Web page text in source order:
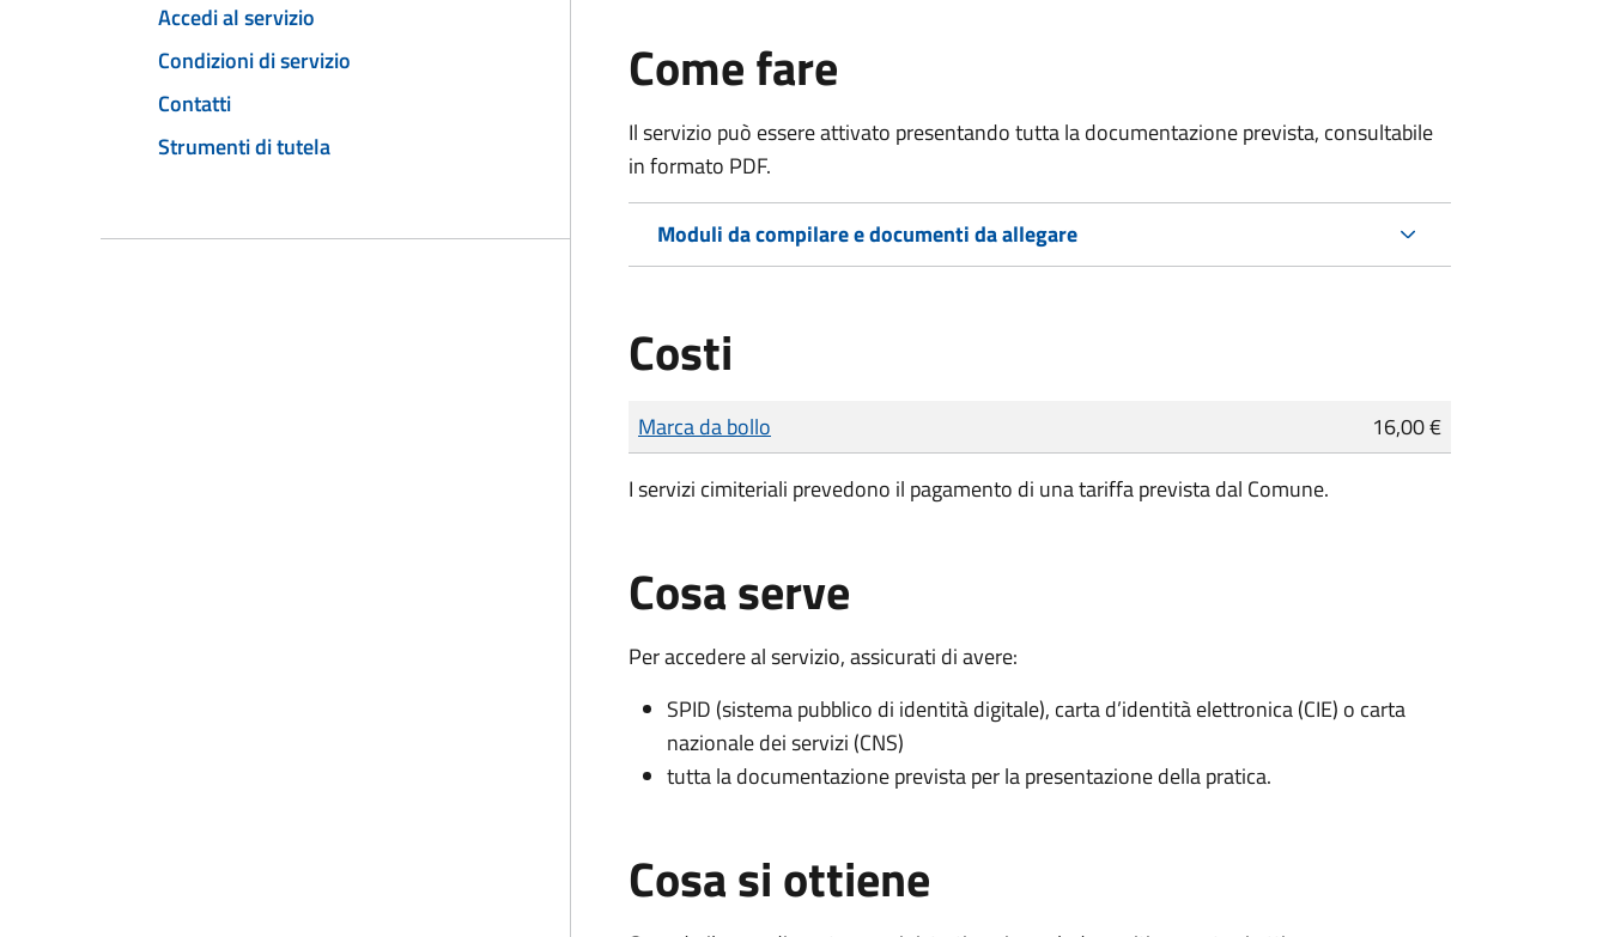
Accedi al servizio
Condizioni di servizio
Contatti
Strumenti di tutela
Come fare
Il servizio può essere attivato presentando tutta la documentazione prevista, consultabile
in formato PDF.
Moduli da compilare e documenti da allegare
Costi
Tipo di pagamento
Importo
Marca da bollo
16,00 €
I servizi cimiteriali prevedono il pagamento di una tariffa prevista dal Comune.
Cosa serve
Per accedere al servizio, assicurati di avere:
SPID (sistema pubblico di identità digitale), carta d’identità elettronica (CIE) o carta
nazionale dei servizi (CNS)
tutta la documentazione prevista per la presentazione della pratica.
Cosa si ottiene